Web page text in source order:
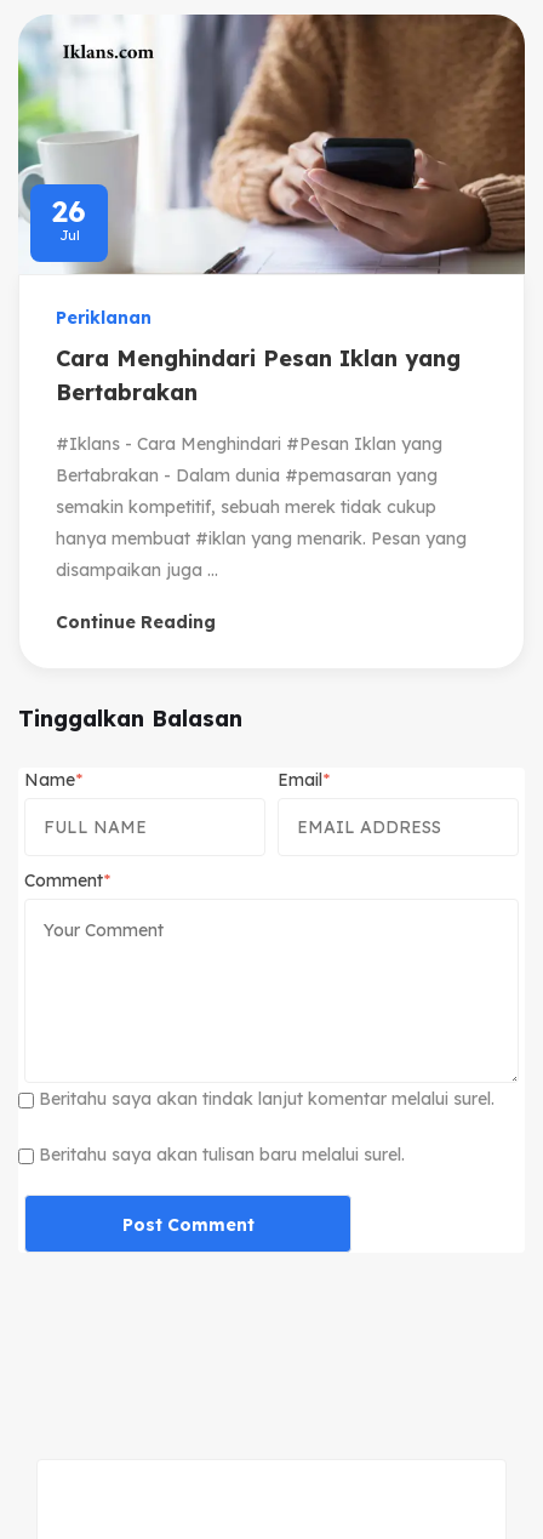
26
Jul
Periklanan
Cara Menghindari Pesan Iklan yang
Bertabrakan
#Iklans - Cara Menghindari #Pesan Iklan yang
Bertabrakan - Dalam dunia #pemasaran yang
semakin kompetitif, sebuah merek tidak cukup
hanya membuat #iklan yang menarik. Pesan yang
disampaikan juga ...
Continue Reading
Tinggalkan Balasan
Name Email
Comment
Beritahu saya akan tindak lanjut komentar melalui surel.
Beritahu saya akan tulisan baru melalui surel.